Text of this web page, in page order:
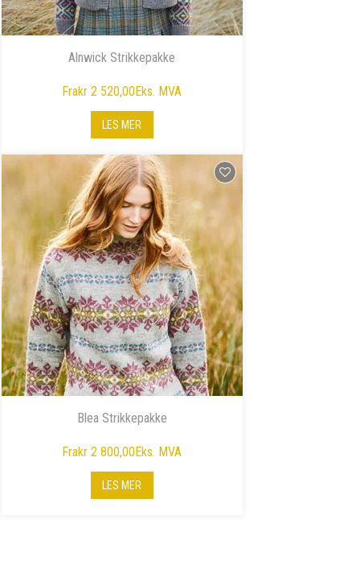
Alnwick Strikkepakke
Frakr 2 520,00Eks. MVA
LES MER
Blea Strikkepakke
Frakr 2 800,00Eks. MVA
LES MER